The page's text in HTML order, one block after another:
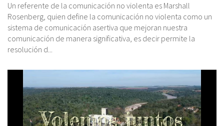
Un referente de la comunicación no violenta es Marshall
Rosenberg, quien define la comunicación no violenta como un
sistema de comunicación asertiva que mejoran nuestra
comunicación de manera significativa, es decir permite la
resolución d...